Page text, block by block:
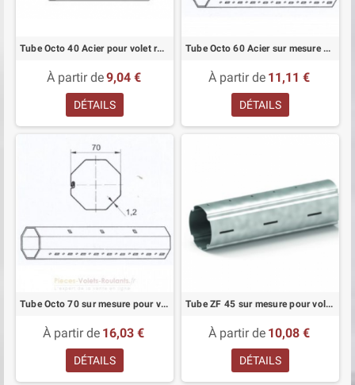
Tube Octo 40 Acier pour volet roulant sur mesure
À partir de9,04 €
DÉTAILS
Tube Octo 60 Acier sur mesure pour volet roulant
À partir de 11,11 €
DÉTAILS
Tube Octo 70 sur mesure pour volet roulant
À partir de 16,03 €
DÉTAILS
Tube ZF 45 sur mesure pour volet roulant
À partir de 10,08 €
DÉTAILS